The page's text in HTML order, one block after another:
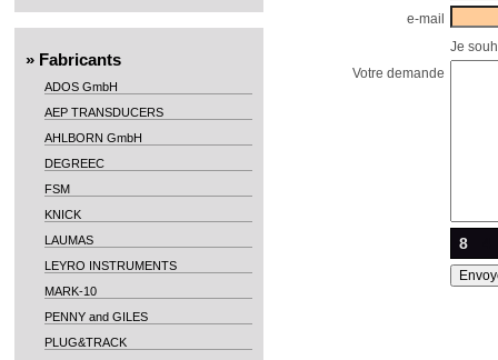
» Fabricants
ADOS GmbH
AEP TRANSDUCERS
AHLBORN GmbH
DEGREEC
FSM
KNICK
LAUMAS
LEYRO INSTRUMENTS
MARK-10
PENNY and GILES
PLUG&TRACK
e-mail
Je
Votre demande
8